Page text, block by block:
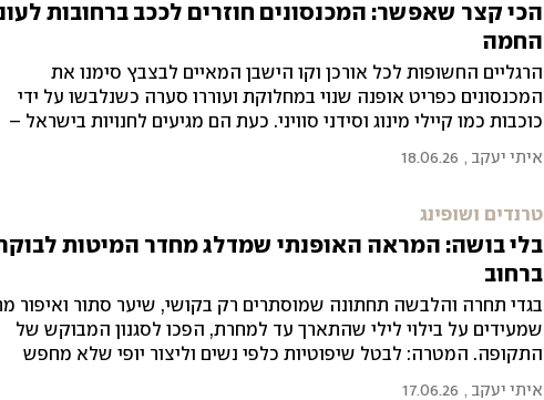
הכי קצר שאפשר: המכנסונים חוזרים לככב ברחובות
החמה
הרגליים החשופות לכל אורכן וקו הישבן המאיים לבצבץ סימנו את
המכנסונים כפריט אופנה שנוי במחלוקת ועוררו סערה כשנלבשו על ידי
כוכבות כמו קיילי מינוג וסידני סוויני. כעת הם מגיעים לחנויות בישראל –
איתי יעקב ,
18.06.26
טרנדים ושופינג
בלי בושה: המראה האופנתי שמדלג מחדר המיטות
ברחוב
בגדי תחרה והלבשה תחתונה שמוסתרים רק בקושי, שיער סתור ואיפור
שמעידים על בילוי לילי שהתארך עד למחרת, הפכו לסגנון המבוקש של
התקופה. המטרה: לבטל שיפוטיות כלפי נשים וליצור יופי שלא מחפש
איתי יעקב ,
17.06.26